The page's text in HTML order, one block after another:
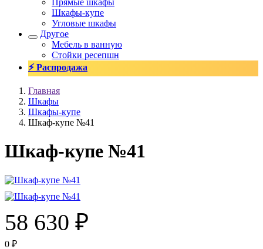
Прямые шкафы
Шкафы-купе
Угловые шкафы
Другое
Мебель в ванную
Стойки ресепшн
⚡ Распродажа
Главная
Шкафы
Шкафы-купе
Шкаф-купе №41
Шкаф-купе №41
58 630 ₽
0 ₽